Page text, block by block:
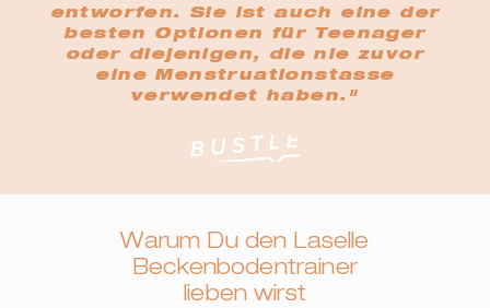
entworfen. Sie ist auch eine der
besten Optionen für Teenager
oder diejenigen, die nie zuvor
eine Menstruationstasse
verwendet haben."
Warum Du den Laselle
Beckenbodentrainer
lieben wirst